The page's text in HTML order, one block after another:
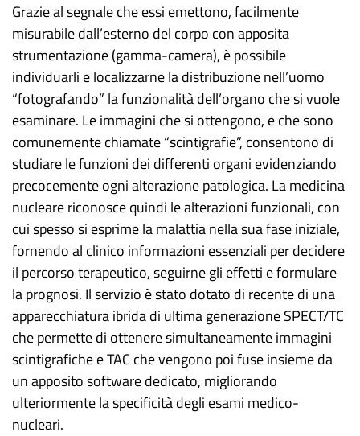
Grazie al segnale che essi emettono, facilmente
misurabile dall’esterno del corpo con apposita
strumentazione (gamma-camera), è possibile
individuarli e localizzarne la distribuzione nell’uomo
“fotografando” la funzionalità dell’organo che si vuole
esaminare. Le immagini che si ottengono, e che sono
comunemente chiamate “scintigrafie”, consentono di
studiare le funzioni dei differenti organi evidenziando
precocemente ogni alterazione patologica. La medicina
nucleare riconosce quindi le alterazioni funzionali, con
cui spesso si esprime la malattia nella sua fase iniziale,
fornendo al clinico informazioni essenziali per decidere
il percorso terapeutico, seguirne gli effetti e formulare
la prognosi. Il servizio è stato dotato di recente di una
apparecchiatura ibrida di ultima generazione SPECT/TC
che permette di ottenere simultaneamente immagini
scintigrafiche e TAC che vengono poi fuse insieme da
un apposito software dedicato, migliorando
ulteriormente la specificità degli esami medico-
nucleari.